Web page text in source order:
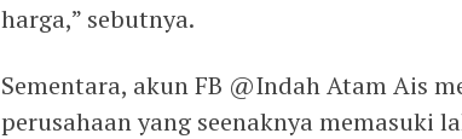
harga,” sebutnya.
Sementara, akun FB @Indah Atam Ais
perusahaan yang seenaknya memasuki